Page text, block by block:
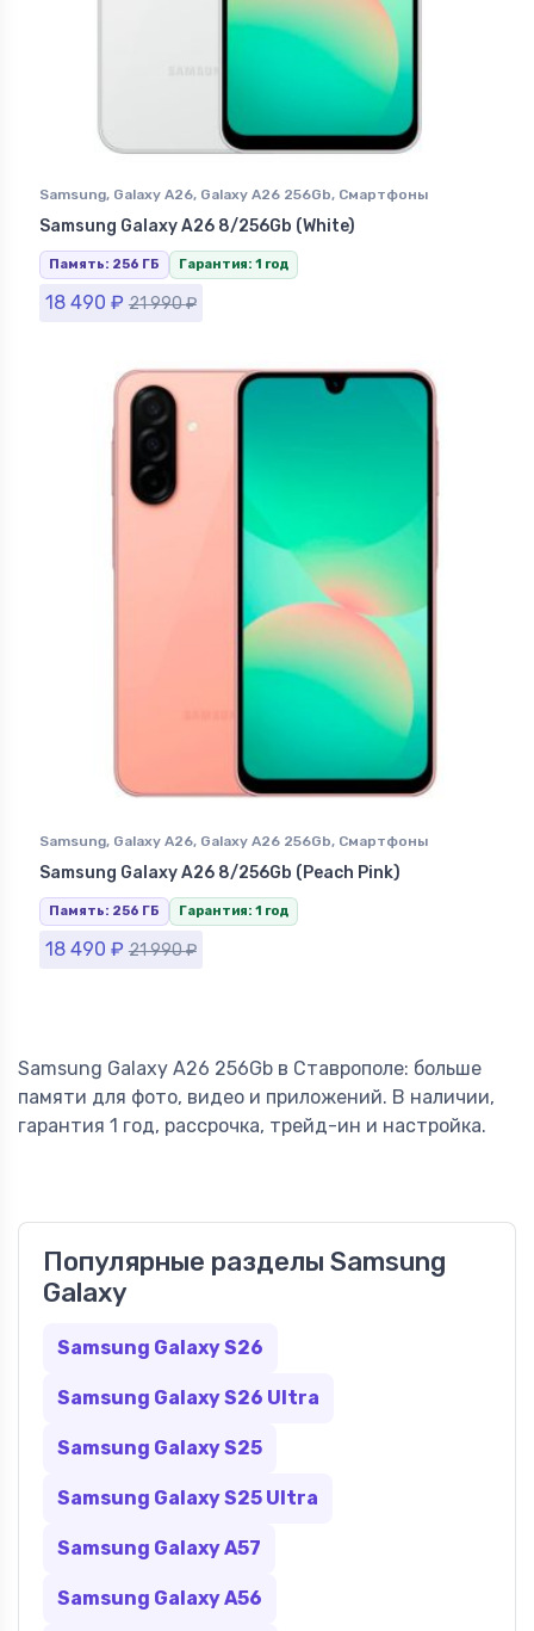
Samsung, Galaxy A26, Galaxy A26 256Gb, Смартфоны
Samsung в Ставрополе
Samsung Galaxy A26 8/256Gb (White)
Память: 256 ГБ Гарантия: 1 год
18 490 ₽ 21 990₽
Samsung, Galaxy A26, Galaxy A26 256Gb, Смартфоны
Samsung в Ставрополе
Samsung Galaxy A26 8/256Gb (Peach Pink)
Память: 256 ГБ Гарантия: 1 год
18 490 ₽ 21 990₽
Samsung Galaxy A26 256Gb в Ставрополе: больше
памяти для фото, видео и приложений. В наличии,
гарантия 1 год, рассрочка, трейд-ин и настройка.
Популярные разделы Samsung
Galaxy
Samsung Galaxy S26
Samsung Galaxy S26 Ultra
Samsung Galaxy S25
Samsung Galaxy S25 Ultra
Samsung Galaxy A57
Samsung Galaxy A56